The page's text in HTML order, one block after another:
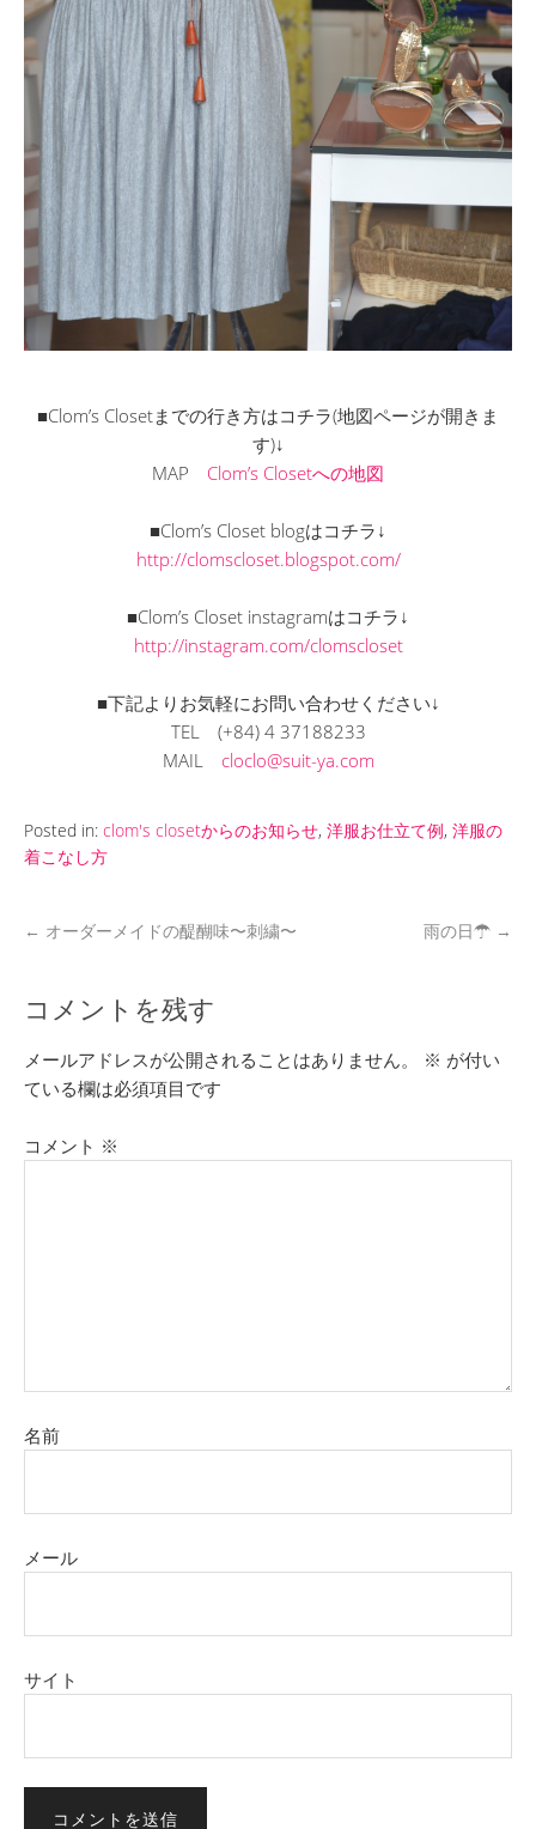
■Clom’s Closetまでの行き方はコチラ(地図ページが開きま
す)↓
MAP Clom’s Closetへの地図
■Clom’s Closet blogはコチラ↓
http://clomscloset.blogspot.com/
■Clom’s Closet instagramはコチラ↓
http://instagram.com/clomscloset
■下記よりお気軽にお問い合わせください↓
TEL (+84) 4 37188233
MAIL cloclo@suit-ya.com
Posted in: clom's closetからのお知らせ, 洋服お仕立て例, 洋服の
着こなし方
← オーダーメイドの醍醐味〜刺繍〜 雨の日☂ →
コメントを残す
メールアドレスが公開されることはありません。 ※ が付い
ている欄は必須項目です
コメント ※
名前
メール
サイト